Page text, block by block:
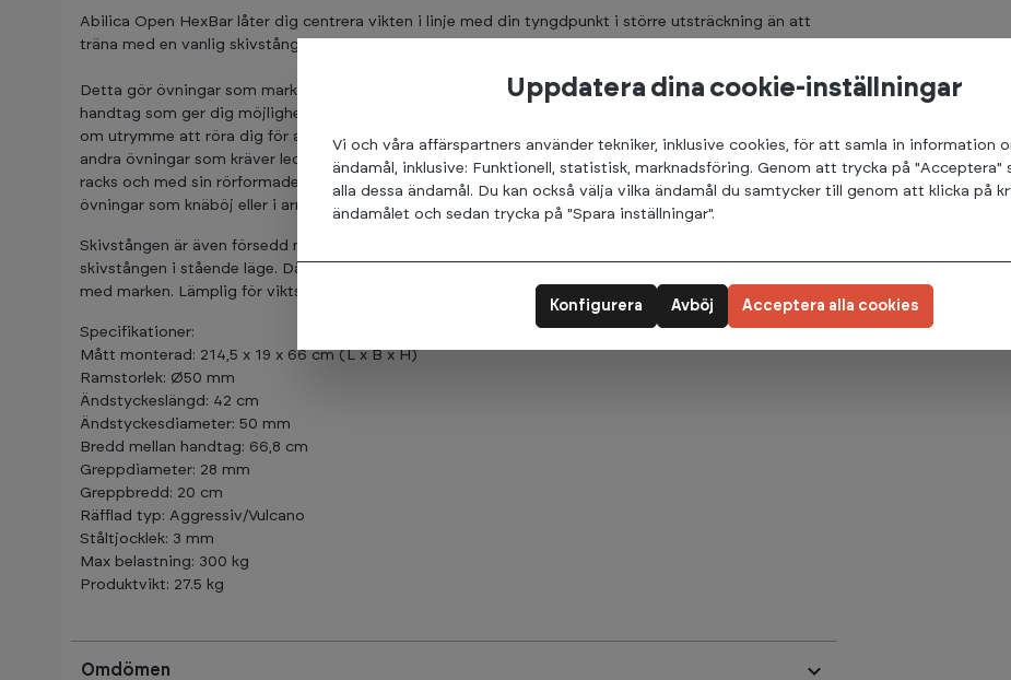
Abilica Open HexBar låter dig centrera vikten i linje med din tyngdpunkt i större utsträckning än att
träna med en vanlig skivstång.
Detta gör övningar som marklyft mindre tekniskt krävande. Open HexBar är utrustad med två
handtag som ger dig möjlighet att träna med öppning framför eller bakom dig. Detta ger dig gott
om utrymme att röra dig för att göra övningar som step-ups på en box, utfall framåt och bakåt eller
andra övningar som kräver ledigt träningsutrymme. Open HexBar är designad för att passa squat
racks och med sin rörformade ram med räfflad grepp kan den placeras på axlarna för att göra
övningar som knäböj eller i armarna för zercher-övningar.
Skivstången är även försedd med en marklyftjack, som enkelt används genom att tippa upp
skivstången i stående läge. Då kan du enkelt ta av och på viktskivor utan att de kommer i kontakt
med marken. Lämplig för viktskivor med 50 mm öppning. Max viktbelastning 300 kg.
Specifikationer:
Mått monterad: 214,5 x 19 x 66 cm (L x B x H)
Ramstorlek: Ø50 mm
Ändstyckeslängd: 42 cm
Ändstyckesdiameter: 50 mm
Bredd mellan handtag: 66,8 cm
Greppdiameter: 28 mm
Greppbredd: 20 cm
Räfflad typ: Aggressiv/Vulcano
Ståltjocklek: 3 mm
Max belastning: 300 kg
Produktvikt: 27.5 kg
Omdömen
Uppdatera dina cookie-inställningar
Vi och våra affärspartners använder tekniker, inklusive cookies, för att samla in information
ändamål, inklusive: Funktionell, statistisk, marknadsföring. Genom att trycka på "Acceptera"
alla dessa ändamål. Du kan också välja vilka ändamål du samtycker till genom att klicka på
ändamålet och sedan trycka på "Spara inställningar".
Avböj
Konfigurera Acceptera alla cookies